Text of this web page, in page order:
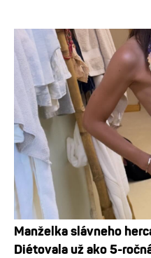
Manželka slávneho
Diétovala už ako 5-